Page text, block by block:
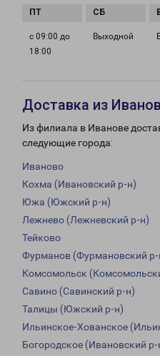
с 09:00 до
18:00
Выходной
Доставка из
Из филиала в Иванове
следующие города:
Иваново
Кохма (Ивановский р-н)
Южа (Южский р-н)
Лежнево (Лежневский р-н)
Тейково
Фурманов (Фурмановский р-
Комсомольск
Савино (Савинский р-н)
Талицы (Южский р-н)
Ильинское-Хованское
Богородское (Ивановский р-